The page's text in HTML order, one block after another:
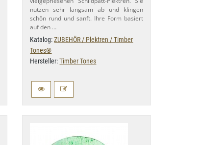
nutzen sehr langsam ab und klingen
schön rund und sanft. Ihre Form basiert
auf den …
Katalog:ZUBEHÖR / Plektren / Timber
Tones®
Hersteller:Timber Tones